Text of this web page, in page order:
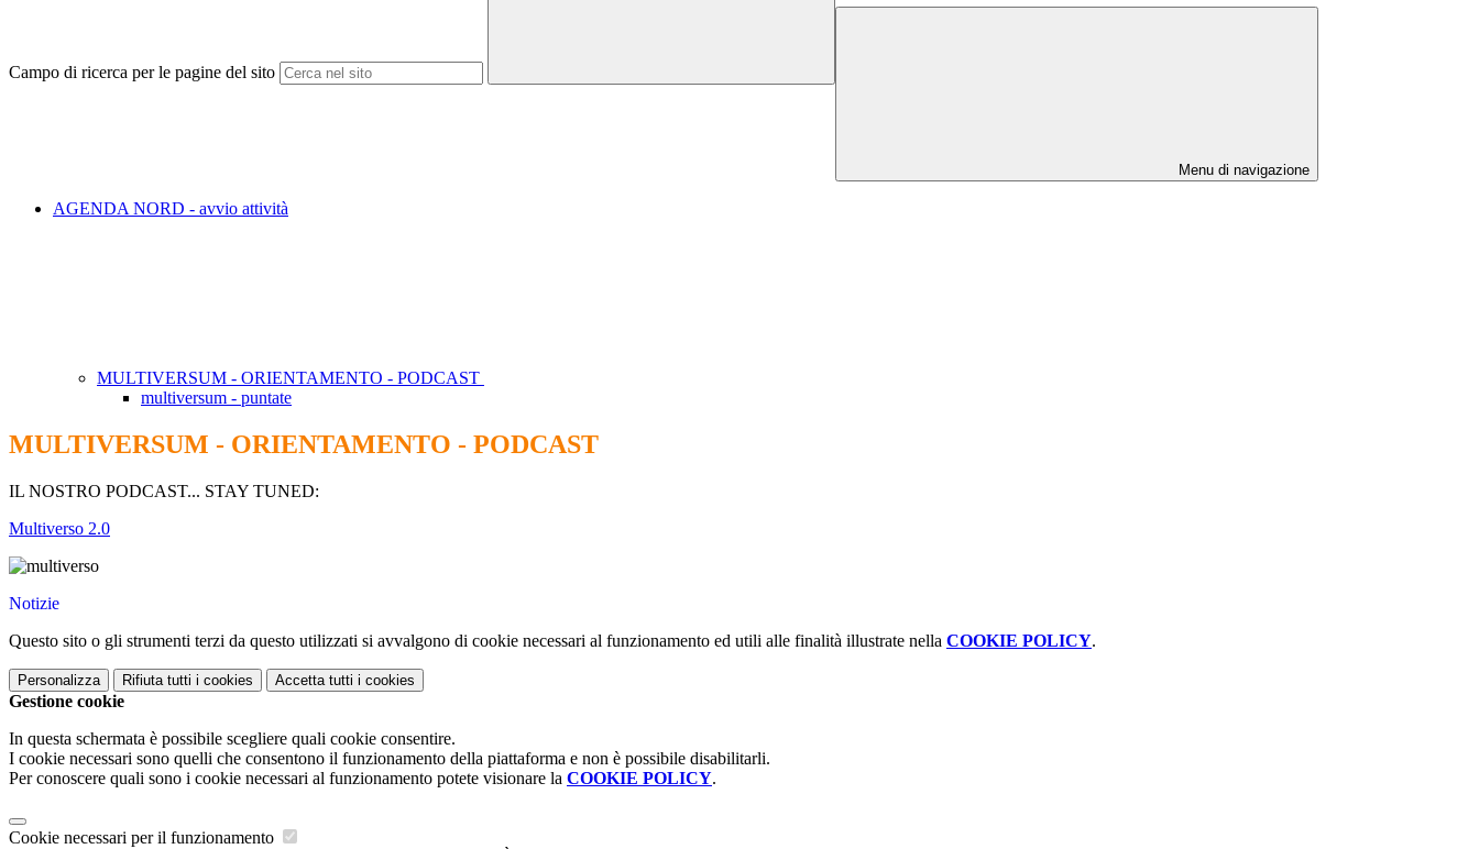
Campo di ricerca per le pagine del sito
Menu di navigazione
AGENDA NORD - avvio attività
MULTIVERSUM - ORIENTAMENTO - PODCAST
multiversum - puntate
MULTIVERSUM - ORIENTAMENTO - PODCAST
IL NOSTRO PODCAST... STAY TUNED:
Multiverso 2.0
Notizie
Questo sito o gli strumenti terzi da questo utilizzati si avvalgono di cookie necessari al funzionamento ed utili alle finalità illustrate nella COOKIE POLICY.
Personalizza Rifiuta tutti i cookies Accetta tutti i cookies
Gestione cookie
In questa schermata è possibile scegliere quali cookie consentire.
I cookie necessari sono quelli che consentono il funzionamento della piattaforma e non è possibile disabilitarli.
Per conoscere quali sono i cookie necessari al funzionamento potete visionare la COOKIE POLICY.
Cookie necessari per il funzionamento